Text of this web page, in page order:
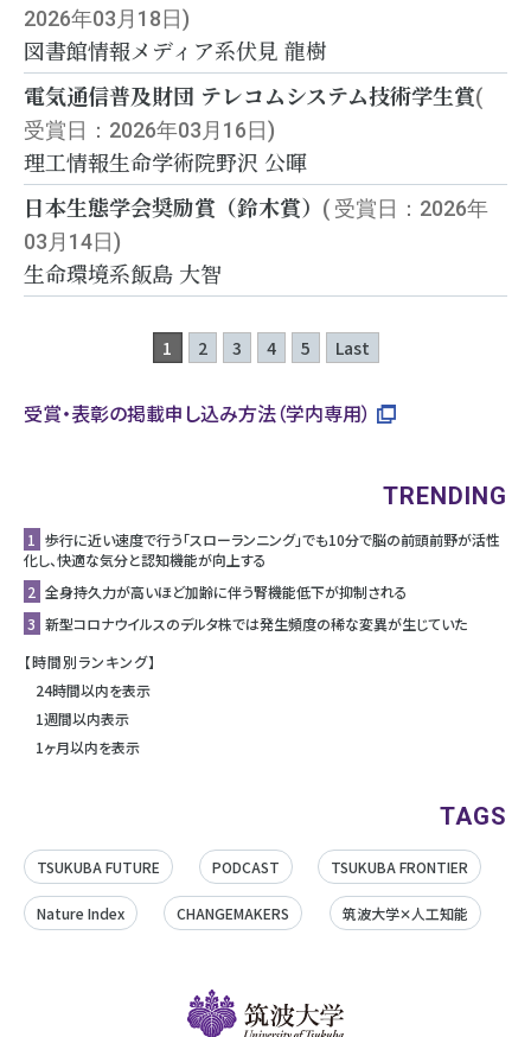
2026年03月18日)
図書館情報メディア系伏見 龍樹
電気通信普及財団 テレコムシステム技術学生賞(
受賞日：2026年03月16日)
理工情報生命学術院野沢 公暉
日本生態学会奨励賞（鈴木賞） ( 受賞日：2026年
03月14日)
生命環境系飯島 大智
1 2 3 4 5 Last
受賞・表彰の掲載申し込み方法（学内専用）
TRENDING
1 歩行に近い速度で行う「スローランニング」でも10分で脳の前頭前野が活性
化し、快適な気分と認知機能が向上する
2 全身持久力が高いほど加齢に伴う腎機能低下が抑制される
3 新型コロナウイルスのデルタ株では発生頻度の稀な変異が生じていた
【時間別ランキング】
24時間以内を表示
1週間以内表示
1ヶ月以内を表示
TAGS
TSUKUBA FUTURE PODCAST TSUKUBA FRONTIER
Nature Index CHANGEMAKERS 筑波大学✕人工知能